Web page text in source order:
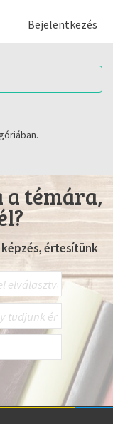
Bejelentkezés
témára,
értesítünk